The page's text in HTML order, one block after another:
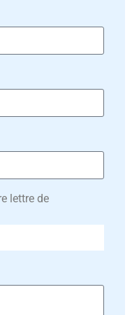
lettre de